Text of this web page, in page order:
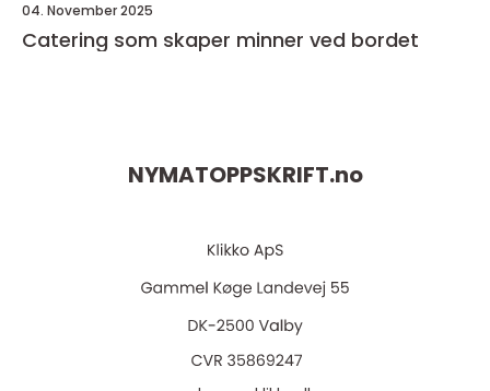
04. November 2025
Catering som skaper minner ved bordet
NYMATOPPSKRIFT.no